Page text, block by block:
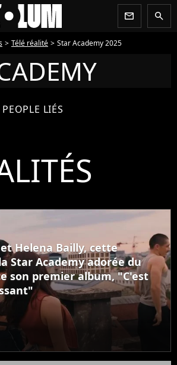
newsletter search
Télé réalité Star Academy 2025
PEOPLE LIÉS
Helena Bailly, cette
Star Academy adorée du
son premier album, "C'est